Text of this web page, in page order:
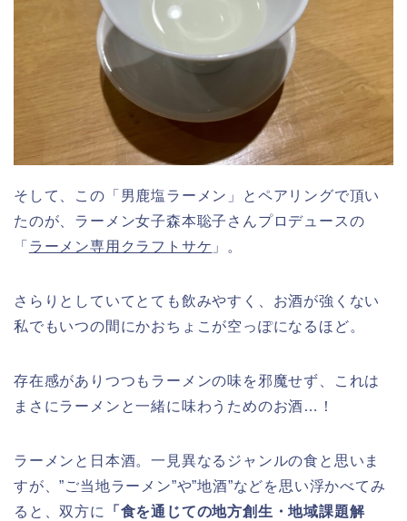
そして、この「男鹿塩ラーメン」とペアリングで頂い
たのが、ラーメン女子森本聡子さんプロデュースの
「 ラーメン専用クラフトサケ 」。
さらりとしていてとても飲みやすく、お酒が強くない
私でもいつの間にかおちょこが空っぽになるほど。
存在感がありつつもラーメンの味を邪魔せず、これは
まさにラーメンと一緒に味わうためのお酒…！
ラーメンと日本酒。一見異なるジャンルの食と思いま
すが、”ご当地ラーメン”や”地酒”などを思い浮かべてみ
ると、双方に
「食を通じての地方創生・地域課題解